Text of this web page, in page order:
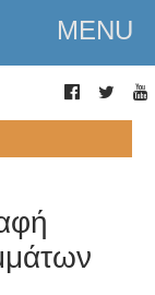
MENU